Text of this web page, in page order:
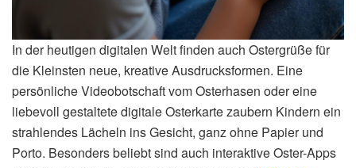
In der heutigen digitalen Welt finden auch Ostergrüße für
die Kleinsten neue, kreative Ausdrucksformen. Eine
persönliche Videobotschaft vom Osterhasen oder eine
liebevoll gestaltete digitale Osterkarte zaubern Kindern ein
strahlendes Lächeln ins Gesicht, ganz ohne Papier und
Porto. Besonders beliebt sind auch interaktive Oster-Apps